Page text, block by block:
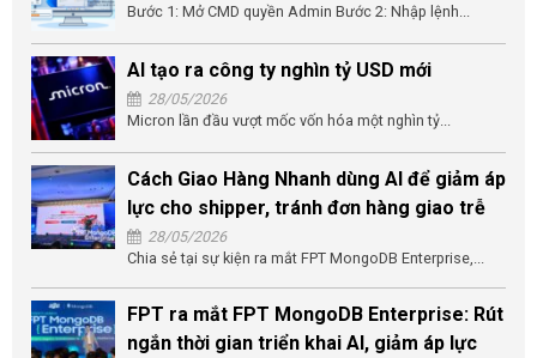
Bước 1: Mở CMD quyền Admin Bước 2: Nhập lệnh...
AI tạo ra công ty nghìn tỷ USD mới
28/05/2026
Micron lần đầu vượt mốc vốn hóa một nghìn tỷ...
Cách Giao Hàng Nhanh dùng AI để giảm áp
lực cho shipper, tránh đơn hàng giao trễ
28/05/2026
Chia sẻ tại sự kiện ra mắt FPT MongoDB Enterprise,...
FPT ra mắt FPT MongoDB Enterprise: Rút
ngắn thời gian triển khai AI, giảm áp lực